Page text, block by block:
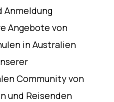
Anmeldung
Angebote von
in Australien
Community von
und Reisenden